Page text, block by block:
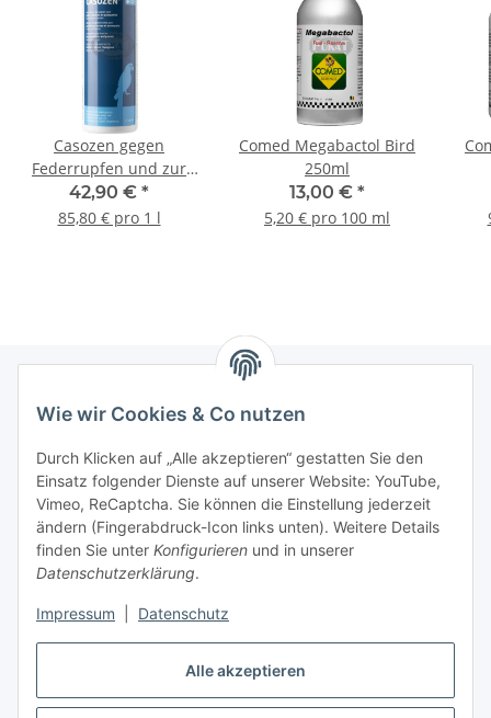
Alle akzeptieren
Wie wir Cookies & Co nutzen
Durch Klicken auf „Alle akzeptieren“ gestatten Sie den
Einsatz folgender Dienste auf unserer Website: YouTube,
Vimeo, ReCaptcha. Sie können die Einstellung jederzeit
ändern (Fingerabdruck-Icon links unten). Weitere Details
finden Sie unter Konfigurieren und in unserer
Datenschutzerklärung.
Impressum Datenschutz
Casozen gegen
Federrupfen und zur
Beruhigung bei
Großsittichen und
42,90 € *
85,80 € pro 1 l
Comed Megabactol Bird
250ml
13,00 € *
5,20 € pro 100 ml
Informationen
Gesetzliche Informationen
Mein Konto
masterframe GmbH